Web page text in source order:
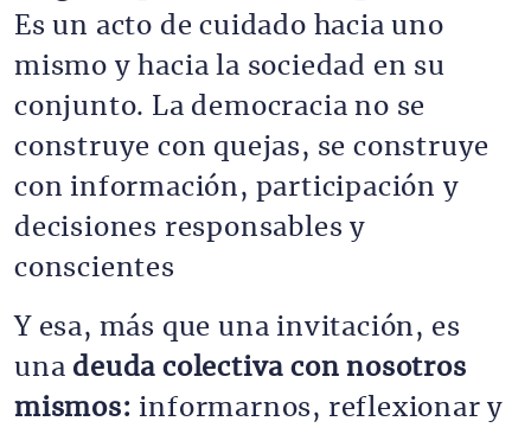
Es un acto de cuidado hacia uno
mismo y hacia la sociedad en su
conjunto. La democracia no se
construye con quejas, se construye
con información, participación y
decisiones responsables y
conscientes
Y esa, más que una invitación, es
una deuda colectiva con nosotros
mismos: informarnos, reflexionar y